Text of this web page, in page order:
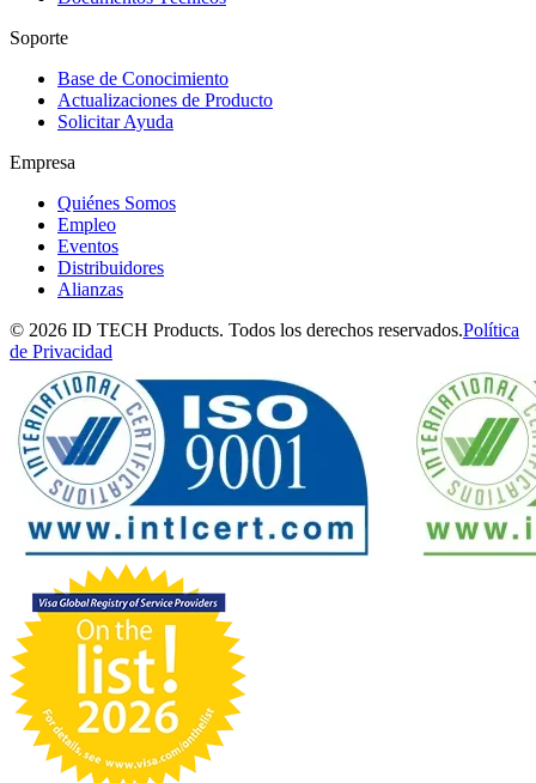
Soporte
Base de Conocimiento
Actualizaciones de Producto
Solicitar Ayuda
Empresa
Quiénes Somos
Empleo
Eventos
Distribuidores
Alianzas
© 2026 ID TECH Products. Todos los derechos reservados.Política
de Privacidad